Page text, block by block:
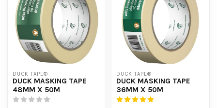
DUCK TAPE®
DUCK MASKING TAPE
48MM X 50M
DUCK TAPE®
DUCK MASKING TAPE
36MM X 50M